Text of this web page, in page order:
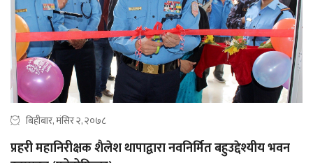
बिहीबार, मंसिर २, २०७८
प्रहरी महानिरीक्षक शैलेश थापाद्वारा नवनिर्मित बहुउद्देश्यीय भवन